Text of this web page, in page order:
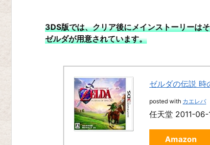
士
ゼ
ダ
双
3DS版では、クリア後にメインストーリーは
ゼルダが用意されています。
ゼルダの伝説 時
posted with カエレバ
任天堂 2011-06-
Amazon